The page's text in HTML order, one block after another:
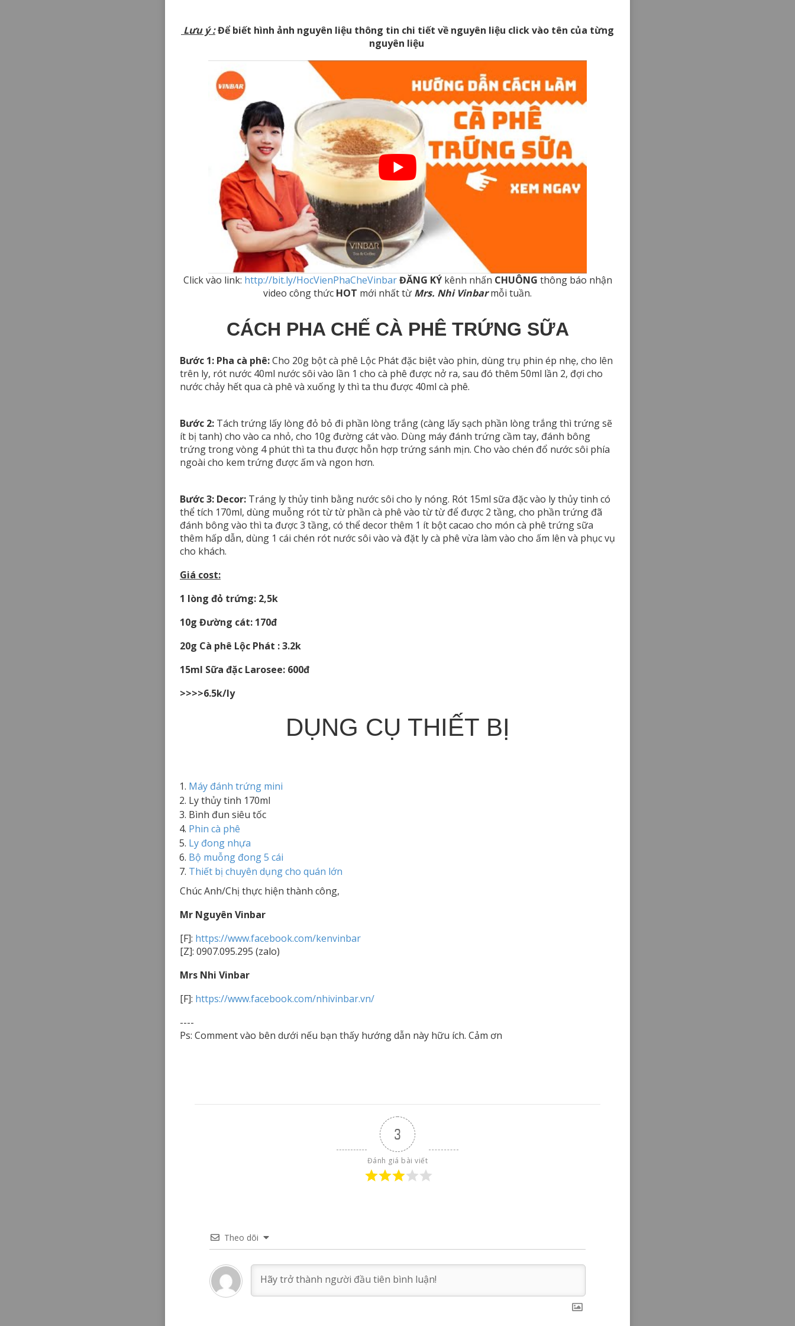
Lưu ý :Để biết hình ảnh nguyên liệu thông tin chi tiết về nguyên liệu click vào tên của từng
nguyên liệu
Click vào link: http://bit.ly/HocVienPhaCheVinbar ĐĂNG KÝkênh nhấn CHUÔNG thông báo nhận
video công thức HOT mới nhất từ Mrs. Nhi Vinbarmỗi tuần.
CÁCH PHA CHẾ CÀ PHÊ TRỨNG SỮA
Bước 1: Pha cà phê:Cho 20g bột cà phê Lộc Phát đặc biệt vào phin, dùng trụ phin ép nhẹ, cho lên
trên ly, rót nước 40ml nước sôi vào lần 1 cho cà phê được nở ra, sau đó thêm 50ml lần 2, đợi cho
nước chảy hết qua cà phê và xuống ly thì ta thu được 40ml cà phê.
Bước 2: Tách trứng lấy lòng đỏ bỏ đi phần lòng trắng (càng lấy sạch phần lòng trắng thì trứng sẽ
ít bị tanh) cho vào ca nhỏ, cho 10g đường cát vào. Dùng máy đánh trứng cầm tay, đánh bông
trứng trong vòng 4 phút thì ta thu được hỗn hợp trứng sánh mịn. Cho vào chén đổ nước sôi phía
ngoài cho kem trứng được ấm và ngon hơn.
Bước 3: Decor: Tráng ly thủy tinh bằng nước sôi cho ly nóng. Rót 15ml sữa đặc vào ly thủy tinh có
thể tích 170ml, dùng muỗng rót từ từ phần cà phê vào từ từ để được 2 tầng, cho phần trứng đã
đánh bông vào thì ta được 3 tầng, có thể decor thêm 1 ít bột cacao cho món cà phê trứng sữa
thêm hấp dẫn, dùng 1 cái chén rót nước sôi vào và đặt ly cà phê vừa làm vào cho ấm lên và phục vụ
cho khách.
Giá cost:
1 lòng đỏ trứng: 2,5k
10g Đường cát: 170đ
20g Cà phê Lộc Phát : 3.2k
15ml Sữa đặc Larosee: 600đ
>>>>6.5k/ly
DỤNG CỤ THIẾT BỊ
Máy đánh trứng mini
Ly thủy tinh 170ml
Bình đun siêu tốc
Phin cà phê
Ly đong nhựa
Bộ muỗng đong 5 cái
Thiết bị chuyên dụng cho quán lớn
Chúc Anh/Chị thực hiện thành công,
Mr Nguyên Vinbar
[F]: https://www.facebook.com/kenvinbar
[Z]: 0907.095.295 (zalo)
Mrs Nhi Vinbar
[F]: https://www.facebook.com/nhivinbar.vn/
----
Ps: Comment vào bên dưới nếu bạn thấy hướng dẫn này hữu ích. Cảm ơn
3
Đánh giá bài viết
Theo dõi